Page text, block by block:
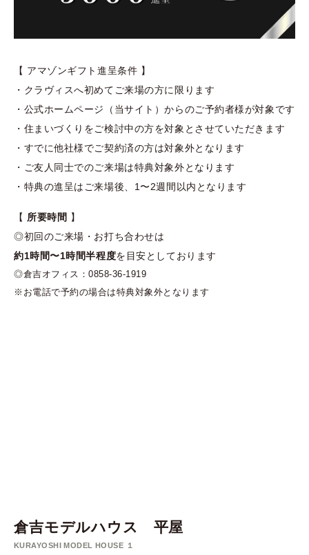
【 アマゾンギフト進呈条件 】
・クラヴィスへ初めてご来場の方に限ります
・公式ホームページ（当サイト）からのご予約者様が対象です
・住まいづくりをご検討中の方を対象とさせていただきます
・すでに他社様でご契約済の方は対象外となります
・ご友人同士でのご来場は特典対象外となります
・特典の進呈はご来場後、1〜2週間以内となります
【 所要時間 】
◎初回のご来場・お打ち合わせは
約1時間〜1時間半程度を目安としております
◎倉吉オフィス：0858-36-1919
※お電話で予約の場合は特典対象外となります
倉吉モデルハウス 平屋
KURAYOSHI MODEL HOUSE １